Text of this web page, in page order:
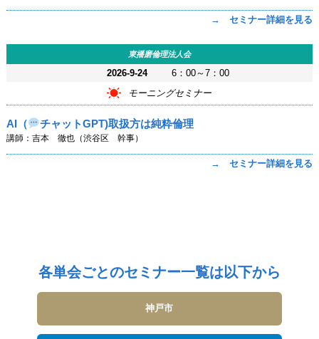
→ セミナー詳細を見る
東播磨倫理法人会
2026-9-24
6：00～7：00
モーニングセミナー
AI（ チャットGPT)取扱方は純粋倫理
講師：吉本 徹也（渋谷区 幹事）
→ セミナー詳細を見る
各単会ごとのセミナー一覧は以下から
神戸市